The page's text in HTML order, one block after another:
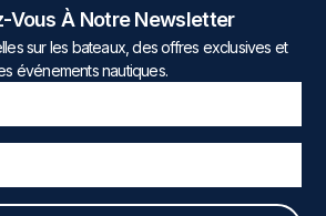
Vous À Notre Newsletter
sur les bateaux, des offres exclusives et
événements nautiques.